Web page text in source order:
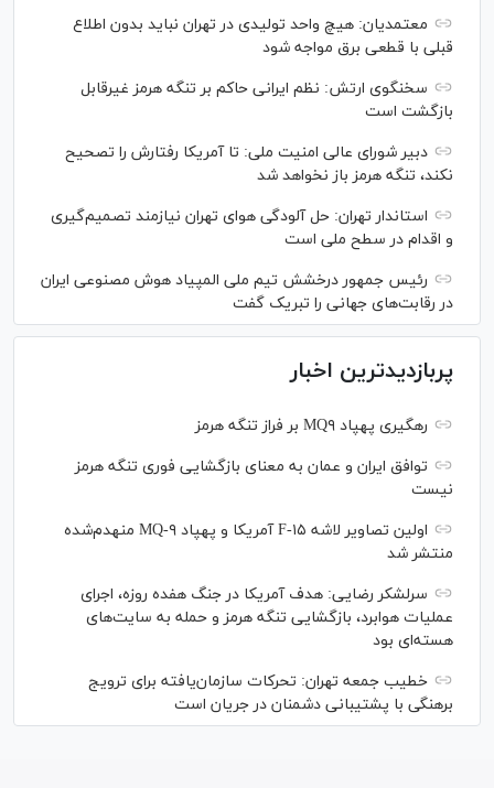
معتمدیان: هیچ واحد تولیدی در تهران نباید بدون اطلاع
قبلی با قطعی برق مواجه شود
سخنگوی ارتش: نظم ایرانی حاکم بر تنگه هرمز غیرقابل
بازگشت است
دبیر شورای عالی امنیت ملی: تا آمریکا رفتارش را تصحیح
نکند، تنگه هرمز باز نخواهد شد
استاندار تهران: حل آلودگی هوای تهران نیازمند تصمیم‌گیری
و اقدام در سطح ملی است
رئیس جمهور درخشش تیم ملی المپیاد هوش مصنوعی ایران
در رقابت‌های جهانی را تبریک گفت
پربازدیدترین اخبار
رهگیری پهپاد MQ۹ بر فراز تنگه هرمز
توافق ایران و عمان به معنای بازگشایی فوری تنگه هرمز
نیست
اولین تصاویر لاشه F-۱۵ آمریکا و پهپاد MQ-۹ منهدم‌شده
منتشر شد
سرلشکر رضایی: هدف آمریکا در جنگ هفده روزه، اجرای
عملیات هوابرد، بازگشایی تنگه هرمز و حمله به سایت‌های
هسته‌ای بود
خطیب جمعه تهران: تحرکات سازمان‌یافته برای ترویج
برهنگی با پشتیبانی دشمنان در جریان است